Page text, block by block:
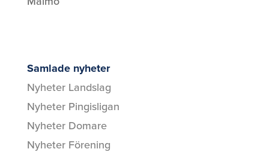
Samlade nyheter
Nyheter Landslag
Nyheter Pingisligan
Nyheter Domare
Nyheter Förening